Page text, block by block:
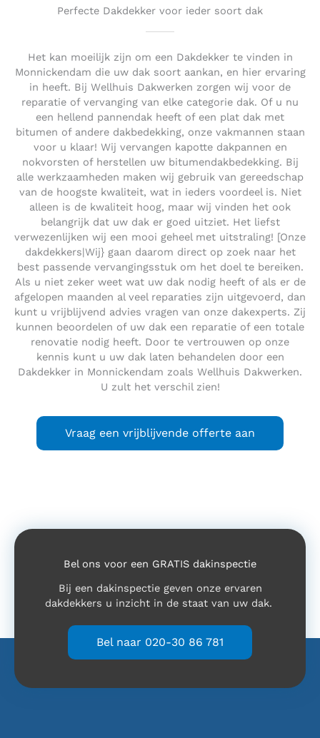
Perfecte Dakdekker voor ieder soort dak
Het kan moeilijk zijn om een Dakdekker te vinden in
Monnickendam die uw dak soort aankan, en hier ervaring
in heeft. Bij Wellhuis Dakwerken zorgen wij voor de
reparatie of vervanging van elke categorie dak. Of u nu
een hellend pannendak heeft of een plat dak met
bitumen of andere dakbedekking, onze vakmannen staan
voor u klaar! Wij vervangen kapotte dakpannen en
nokvorsten of herstellen uw bitumendakbedekking. Bij
alle werkzaamheden maken wij gebruik van gereedschap
van de hoogste kwaliteit, wat in ieders voordeel is. Niet
alleen is de kwaliteit hoog, maar wij vinden het ook
belangrijk dat uw dak er goed uitziet. Het liefst
verwezenlijken wij een mooi geheel met uitstraling! [Onze
dakdekkers|Wij} gaan daarom direct op zoek naar het
best passende vervangingsstuk om het doel te bereiken.
Als u niet zeker weet wat uw dak nodig heeft of als er de
afgelopen maanden al veel reparaties zijn uitgevoerd, dan
kunt u vrijblijvend advies vragen van onze dakexperts. Zij
kunnen beoordelen of uw dak een reparatie of een totale
renovatie nodig heeft. Door te vertrouwen op onze
kennis kunt u uw dak laten behandelen door een
Dakdekker in Monnickendam zoals Wellhuis Dakwerken.
U zult het verschil zien!
Vraag een vrijblijvende offerte aan
Bel ons voor een GRATIS dakinspectie
Bij een dakinspectie geven onze ervaren
dakdekkers u inzicht in de staat van uw dak.
Bel naar 020-30 86 781